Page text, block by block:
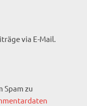
via E-Mail.
Spam zu